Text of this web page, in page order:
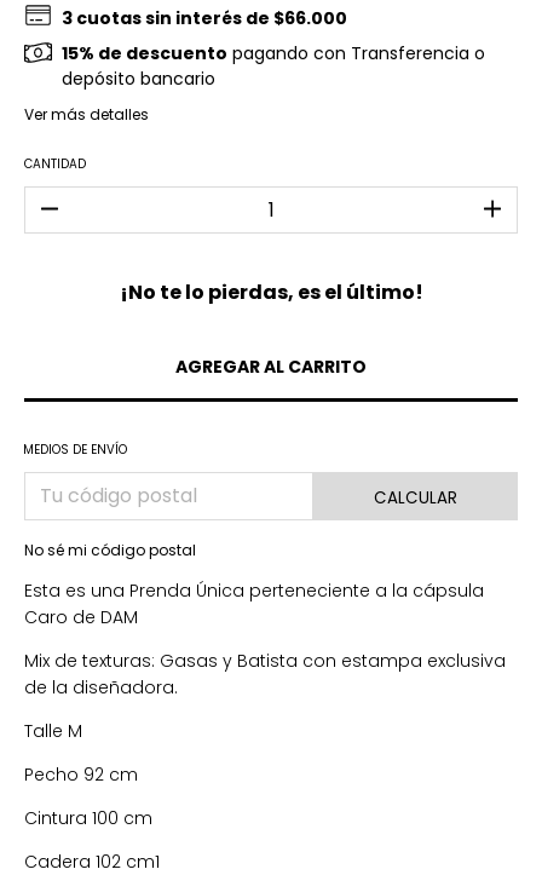
3 cuotas sin interés de $66.000
15% de descuento pagando con Transferencia o
depósito bancario
Ver más detalles
CANTIDAD
¡No te lo pierdas, es el último!
MEDIOS DE ENVÍO
CALCULAR
No sé mi código postal
Esta es una Prenda Única perteneciente a la cápsula
Caro de DAM
Mix de texturas: Gasas y Batista con estampa exclusiva
de la diseñadora.
Talle M
Pecho 92 cm
Cintura 100 cm
Cadera 102 cm1